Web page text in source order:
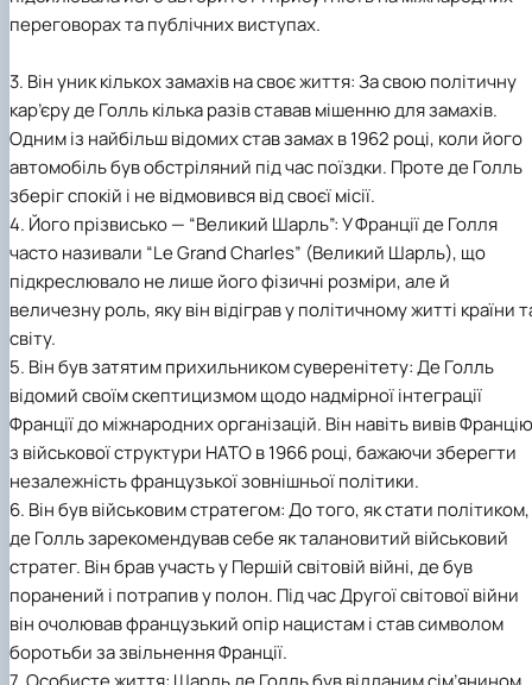
переговорах та публічних виступах.
3. Він уник кількох замахів на своє життя: За свою політичну
кар’єру де Голль кілька разів ставав мішенню для замахів.
Одним із найбільш відомих став замах в 1962 році, коли його
автомобіль був обстріляний під час поїздки. Проте де Голль
зберіг спокій і не відмовився від своєї місії.
4. Його прізвисько — “Великий Шарль”: У Франції де Голля
часто називали “Le Grand Charles” (Великий Шарль), що
підкреслювало не лише його фізичні розміри, але й
величезну роль, яку він відіграв у політичному житті країни
світу.
5. Він був затятим прихильником суверенітету: Де Голль
відомий своїм скептицизмом щодо надмірної інтеграції
Франції до міжнародних організацій. Він навіть вивів Францію
з військової структури НАТО в 1966 році, бажаючи зберегти
незалежність французької зовнішньої політики.
6. Він був військовим стратегом: До того, як стати політиком,
де Голль зарекомендував себе як талановитий військовий
стратег. Він брав участь у Першій світовій війні, де був
поранений і потрапив у полон. Під час Другої світової війни
він очолював французький опір нацистам і став символом
боротьби за звільнення Франції.